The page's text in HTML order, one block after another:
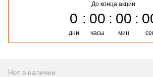
До конца акции
0
дни
00
часы
00
мин
Нет в наличии